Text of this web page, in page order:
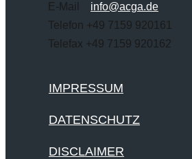
E-Mail info@acga.de
Telefon +49 7159 920161
Telefax +49 7159 920162
IMPRESSUM
DATENSCHUTZ
DISCLAIMER